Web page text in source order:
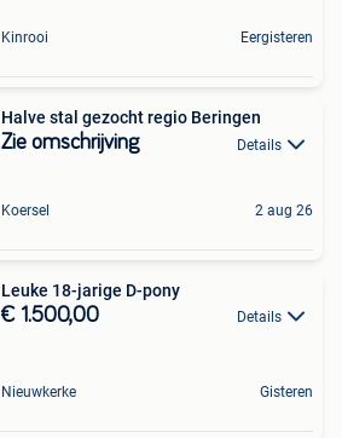
Kinrooi Eergisteren
Halve stal gezocht regio Beringen
Zie omschrijving Details
Koersel 2 aug 26
Leuke 18-jarige D-pony
€ 1.500,00 Details
Nieuwkerke Gisteren